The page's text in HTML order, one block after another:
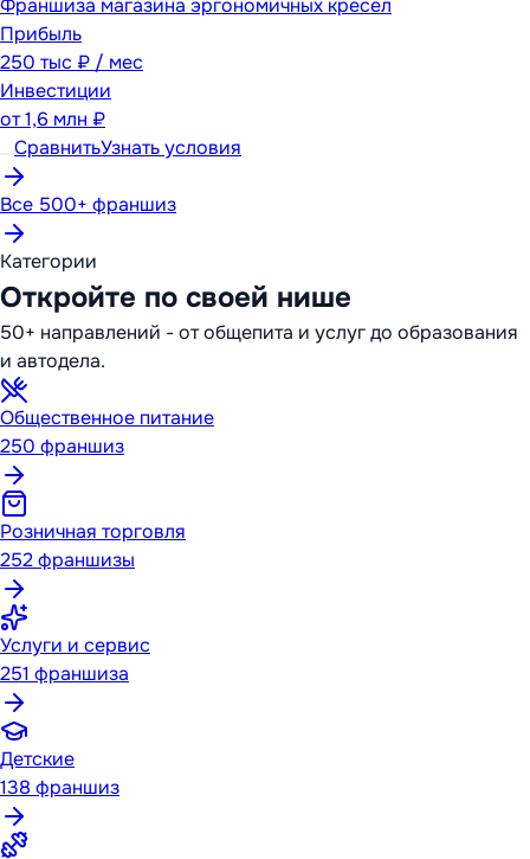
Франшиза магазина эргономичных кресел
Прибыль
250 тыс ₽ / мес
Инвестиции
от1,6 млн ₽
СравнитьУзнать условия
Все 500+ франшиз
Категории
Откройте по своей нише
50+ направлений - от общепита и услуг до образования
и автодела.
Общественное питание
250 франшиз
Розничная торговля
252франшизы
Услуги и сервис
251 франшиза
Детские
138 франшиз